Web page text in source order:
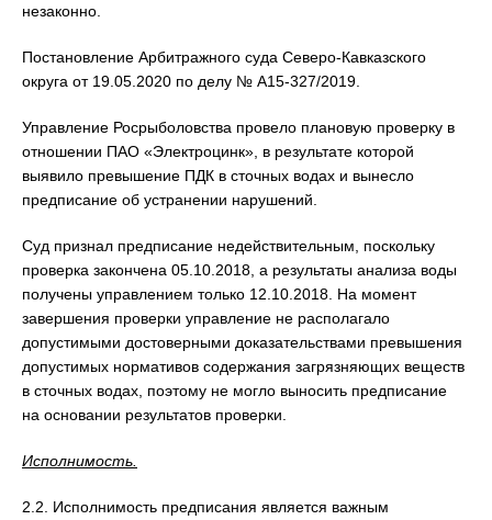
незаконно.
Постановление Арбитражного суда Северо-Кавказского
округа от 19.05.2020 по делу № А15-327/2019.
Управление Росрыболовства провело плановую проверку в
отношении ПАО «Электроцинк», в результате которой
выявило превышение ПДК в сточных водах и вынесло
предписание об устранении нарушений.
Суд признал предписание недействительным, поскольку
проверка закончена 05.10.2018, а результаты анализа воды
получены управлением только 12.10.2018. На момент
завершения проверки управление не располагало
допустимыми достоверными доказательствами превышения
допустимых нормативов содержания загрязняющих веществ
в сточных водах, поэтому не могло выносить предписание
на основании результатов проверки.
Исполнимость.
2.2. Исполнимость предписания является важным